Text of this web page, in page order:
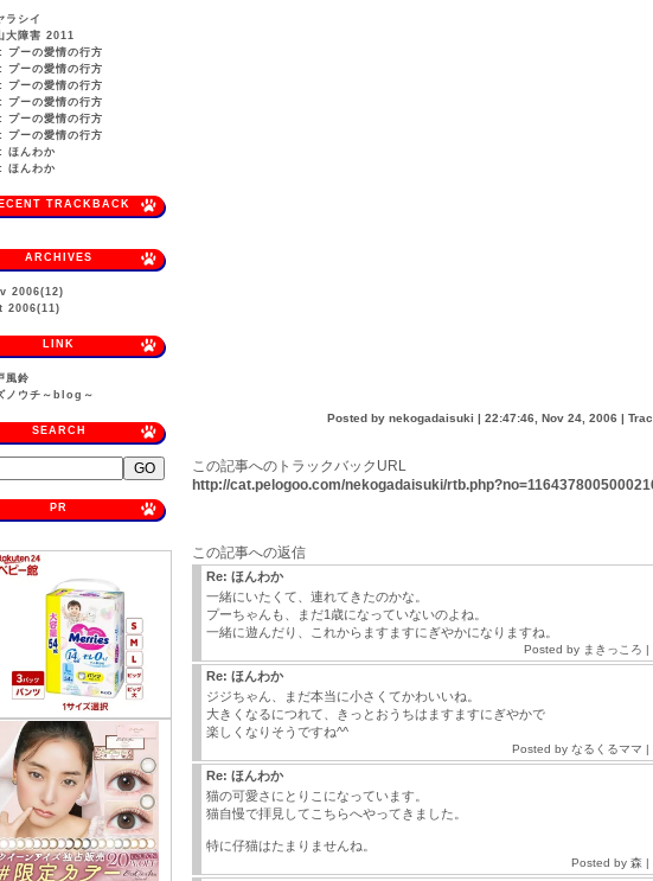
ラシイ
大障害 2011
プーの愛情の行方
プーの愛情の行方
プーの愛情の行方
プーの愛情の行方
プーの愛情の行方
プーの愛情の行方
ほんわか
ほんわか
TRACKBACK
ARCHIVES
2006(12)
2006(11)
LINK
風鈴
ノウチ～blog～
SEARCH
PR
Posted by nekogadaisuki | 22:47:46, Nov 24, 2006 |
この記事へのトラックバックURL
http://cat.pelogoo.com/nekogadaisuki/
この記事への返信
Re: ほんわか
一緒にいたくて、連れてきたのかな。
プーちゃんも、まだ1歳になっていないのよね。
一緒に遊んだり、これからますますにぎやかになりますね。
Posted by まきっころ |
Re: ほんわか
ジジちゃん、まだ本当に小さくてかわいいね。
大きくなるにつれて、きっとおうちはますますにぎやかで
楽しくなりそうですね^^
Posted by なるくるママ |
Re: ほんわか
猫の可愛さにとりこになっています。
猫自慢で拝見してこちらへやってきました。
特に仔猫はたまりませんね。
Posted by 森 |